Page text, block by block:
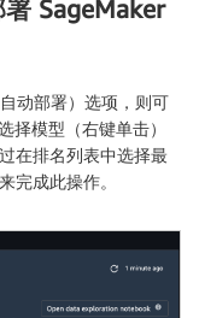
SageMaker
自动部署）选项，则可
择模型（右键单击）
在排名列表中选择最
完成此操作。